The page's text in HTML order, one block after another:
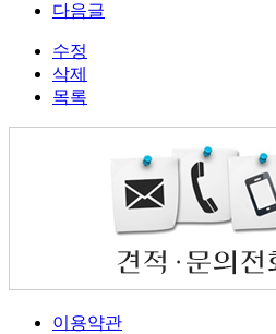
다음글
수정
삭제
목록
이용약관